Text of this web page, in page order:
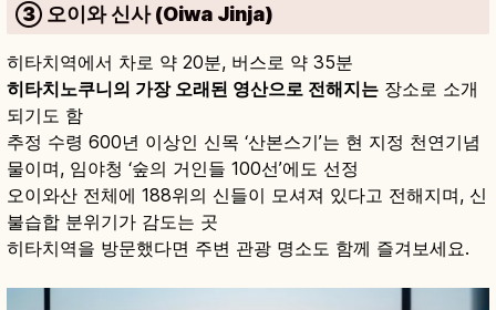
③ 오이와 신사 (Oiwa Jinja)
히타치역에서 차로 약 20분, 버스로 약 35분
히타치노쿠니의 가장 오래된 영산으로 전해지는 장소로 소개
되기도 함
추정 수령 600년 이상인 신목 ‘산본스기’는 현 지정 천연기념
물이며, 임야청 ‘숲의 거인들 100선’에도 선정
오이와산 전체에 188위의 신들이 모셔져 있다고 전해지며, 신
불습합 분위기가 감도는 곳
히타치역을 방문했다면 주변 관광 명소도 함께 즐겨보세요.